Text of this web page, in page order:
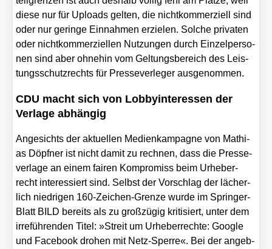
die­se nur für Uploads gel­ten, die nicht­kom­mer­zi­ell sind
oder nur gerin­ge Ein­nah­men erzie­len. Sol­che pri­va­ten
oder nicht­kom­mer­zi­el­len Nut­zun­gen durch Ein­zel­per­so­
nen sind aber ohne­hin vom Gel­tungs­be­reich des Leis­
tungs­schutz­rechts für Pres­se­ver­le­ger aus­ge­nom­men.
CDU macht sich von Lobbyinteressen der
Verlage abhängig
Ange­sichts der aktu­el­len Medi­en­kam­pa­gne von Mathi­
as Döpf­ner ist nicht damit zu rech­nen, dass die Pres­se­
ver­la­ge an einem fai­ren Kom­pro­miss beim Urhe­ber­
recht inter­es­siert sind. Selbst der Vor­schlag der lächer­
lich nied­ri­gen 160-Zei­chen-Gren­ze wur­de im Sprin­ger-
Blatt BILD bereits als zu groß­zü­gig kri­ti­siert, unter dem
irre­füh­ren­den Titel: »Streit um Urhe­ber­rech­te: Goog­le
und Face­book dro­hen mit Netz-Sper­re«. Bei der angeb­